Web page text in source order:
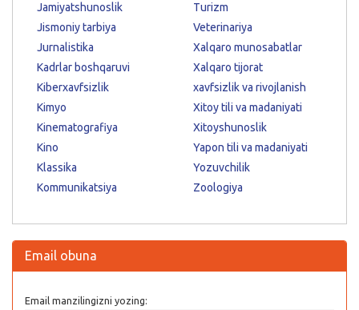
Jamiyatshunoslik
Jismoniy tarbiya
Jurnalistika
Kadrlar boshqaruvi
Kiberxavfsizlik
Kimyo
Kinematografiya
Kino
Klassika
Kommunikatsiya
Turizm
Veterinariya
Xalqaro munosabatlar
Xalqaro tijorat
xavfsizlik va rivojlanish
Xitoy tili va madaniyati
Xitoyshunoslik
Yapon tili va madaniyati
Yozuvchilik
Zoologiya
Email obuna
Email manzilingizni yozing: